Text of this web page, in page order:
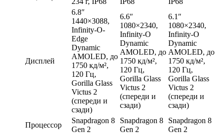
Дисплей
6.8″
1440×3088,
Infinity-O-
Edge
Dynamic
AMOLED, до
1750 кд/м²,
120 Гц,
Gorilla Glass
Victus 2
(спереди и
сзади)
6.6″
1080×2340,
Infinity-O
Dynamic
AMOLED, до
1750 кд/м²,
120 Гц,
Gorilla Glass
Victus 2
(спереди и
сзади)
6.1″
1080×2340,
Infinity-O
Dynamic
AMOLED, до
1750 кд/м²,
120 Гц,
Gorilla Glass
Victus 2
(спереди и
сзади)
Процессор
Snapdragon 8
Gen 2
Snapdragon 8
Gen 2
Snapdragon 8
Gen 2